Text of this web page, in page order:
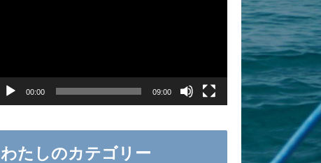
00:00 09:00
わたしのカテゴリー